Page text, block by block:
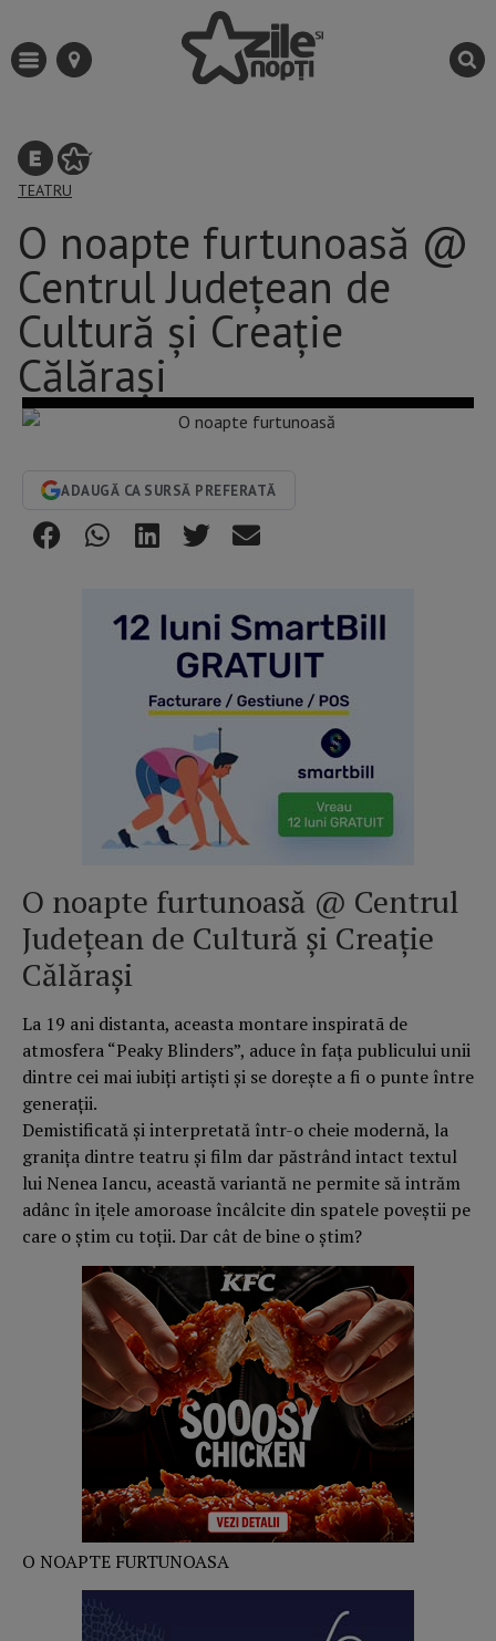
TEATRU
O noapte furtunoasă @
Centrul Județean de
Cultură și Creație
Călărași
ADAUGĂ CA SURSĂ PREFERATĂ
O noapte furtunoasă @ Centrul
Județean de Cultură și Creație
Călărași
La 19 ani distanta, aceasta montare inspiratã de
atmosfera “Peaky Blinders”, aduce în fața publicului unii
dintre cei mai iubiți artiști și se dorește a fi o punte între
generații.
Demistificată și interpretată într-o cheie modernă, la
granița dintre teatru și film dar păstrând intact textul
lui Nenea Iancu, această variantă ne permite să intrăm
adânc în ițele amoroase încâlcite din spatele poveștii pe
care o știm cu toții. Dar cât de bine o știm?
O NOAPTE FURTUNOASA